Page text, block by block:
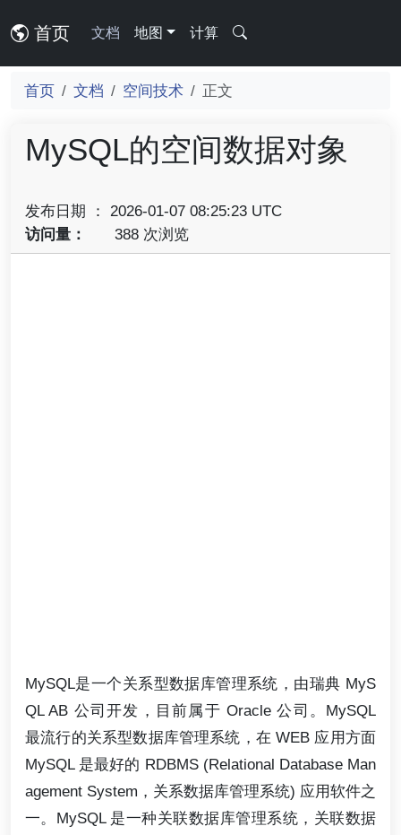
首页 文档 地图 计算
首页 文档 空间技术 正文
MySQL的空间数据对象
发布日期 ： 2026-01-07 08:25:23 UTC
访问量：
388 次浏览
MySQL是一个关系型数据库管理系统，由瑞典 MyS
QL AB 公司开发，目前属于 Oracle 公司。MySQL
最流行的关系型数据库管理系统，在 WEB 应用方面
MySQL 是最好的 RDBMS (Relational Database Man
agement System，关系数据库管理系统) 应用软件之
一。MySQL 是一种关联数据库管理系统，关联数据